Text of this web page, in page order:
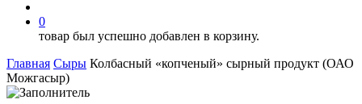
0
товар был успешно добавлен в корзину.
Главная Сыры Колбасный «копченый» сырный продукт (ОАО
Можгасыр)